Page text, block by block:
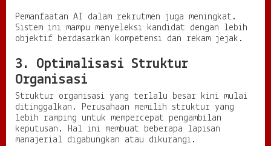
Pemanfaatan AI dalam rekrutmen juga meningkat.
Sistem ini mampu menyeleksi kandidat dengan lebih
objektif berdasarkan kompetensi dan rekam jejak.
3. Optimalisasi Struktur
Organisasi
Struktur organisasi yang terlalu besar kini mulai
ditinggalkan. Perusahaan memilih struktur yang
lebih ramping untuk mempercepat pengambilan
keputusan. Hal ini membuat beberapa lapisan
manajerial digabungkan atau dikurangi.